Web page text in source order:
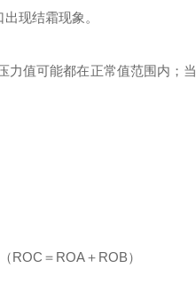
现结霜现象。
值可能都在正常值范围内；
ROC＝ROA＋ROB）